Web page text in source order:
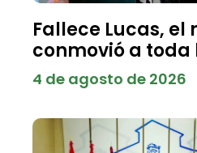
Fallece Lucas, el
conmovió a
4 de agosto de 2026